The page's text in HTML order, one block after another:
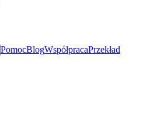
PomocBlogWspółpracaPrzekład